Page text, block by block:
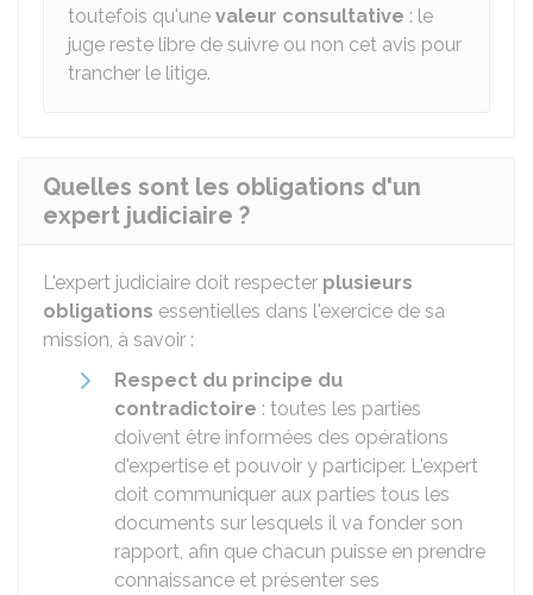
toutefois qu'une valeur consultative : le
juge reste libre de suivre ou non cet avis pour
trancher le litige.
Quelles sont les obligations d'un
expert judiciaire ?
L'expert judiciaire doit respecter plusieurs
obligations essentielles dans l'exercice de sa
mission, à savoir :
Respect du principe du
contradictoire : toutes les parties
doivent être informées des opérations
d'expertise et pouvoir y participer. L'expert
doit communiquer aux parties tous les
documents sur lesquels il va fonder son
rapport, afin que chacun puisse en prendre
connaissance et présenter ses